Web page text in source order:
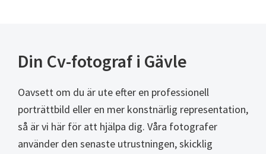
Din Cv-fotograf i Gävle
Oavsett om du är ute efter en professionell
porträttbild eller en mer konstnärlig representation,
så är vi här för att hjälpa dig. Våra fotografer
använder den senaste utrustningen, skicklig